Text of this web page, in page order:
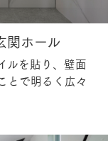
関ホール
ルを貼り、壁面
とで明るく広々